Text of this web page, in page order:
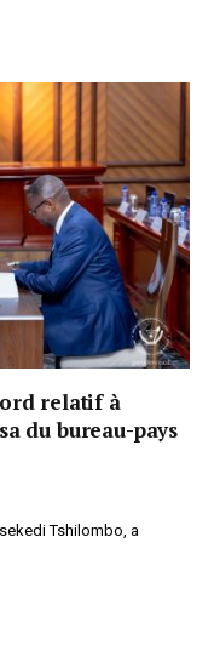
relatif à
du bureau-pays
Tshilombo, a